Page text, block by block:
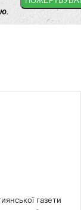
газети